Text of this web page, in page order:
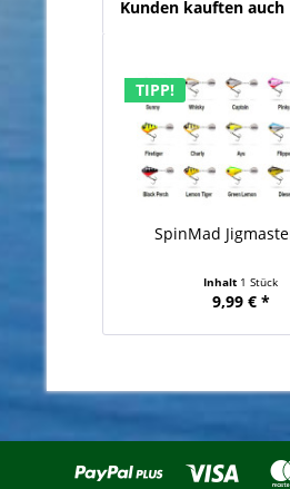
Kunden kauften auch
TIPP!
SpinMad
Inhalt 1 Stück
9,99 € *